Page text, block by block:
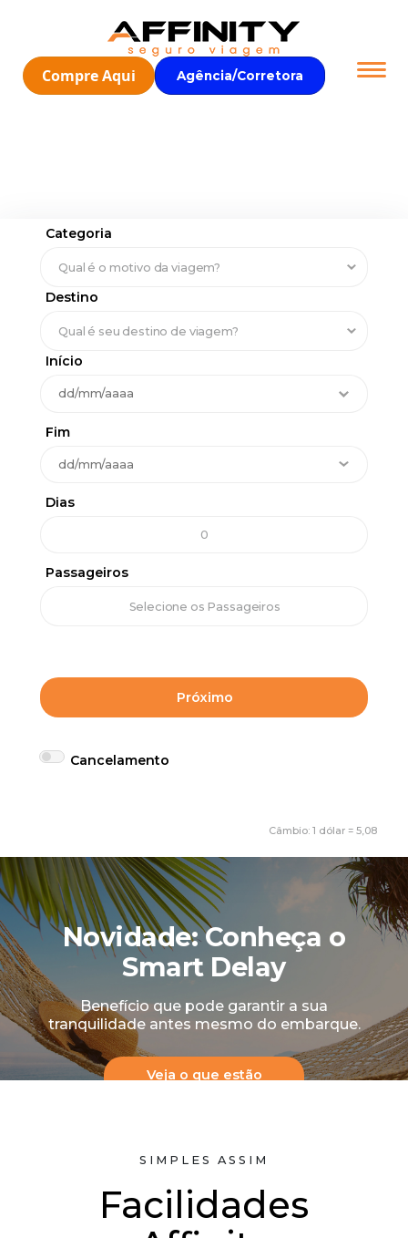
Compre Aqui Agência/Corretora
Categoria
Destino
Início
Fim
Dias
Passageiros
Próximo
Cancelamento
Câmbio: 1 dólar = 5,08
Novidade: Conheça o
Smart Delay
Benefício que pode garantir a sua
tranquilidade antes mesmo do embarque.
Veja o que estão
SIMPLES ASSIM
Facilidades